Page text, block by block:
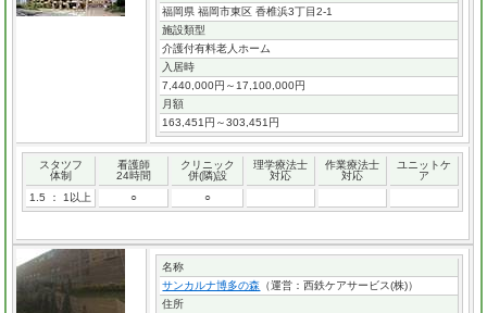
福岡県 福岡市東区 香椎浜3丁目2-1
施設類型
介護付有料老人ホーム
入居時
7,440,000円～17,100,000円
月額
163,451円～303,451円
スタツフ
体制
看護師
24時間
クリニック
併(隣)設
理学療法士
対応
作業療法士
対応
ユニットケ
ア
1.5 ： 1以上
○ ○
名称
サンカルナ博多の森 （運営：西鉄ケアサービス(株)）
住所